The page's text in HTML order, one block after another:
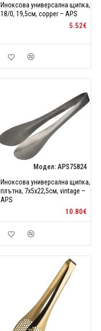
Иноксова универсална щипка,
18/0, 19,5см, copper – APS
5.52€
Модел: APS75824
Иноксова универсална щипка,
плътна, 7x5x22,5см, vintage –
APS
10.80€